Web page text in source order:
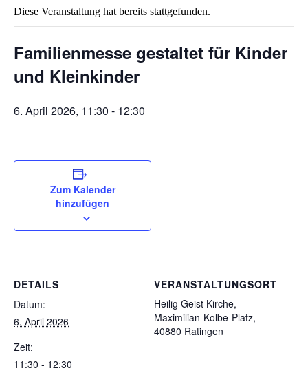
Diese Veranstaltung hat bereits stattgefunden.
Familienmesse gestaltet für Kinder
und Kleinkinder
6. April 2026, 11:30 - 12:30
Zum Kalender
hinzufügen
DETAILS
Datum:
6. April 2026
Zeit:
11:30 - 12:30
VERANSTALTUNGSORT
Heilig Geist Kirche,
Maximilian-Kolbe-Platz,
40880 Ratingen